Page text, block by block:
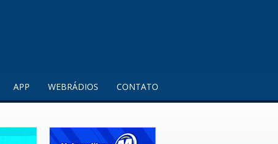
APP WEBRÁDIOS CONTATO